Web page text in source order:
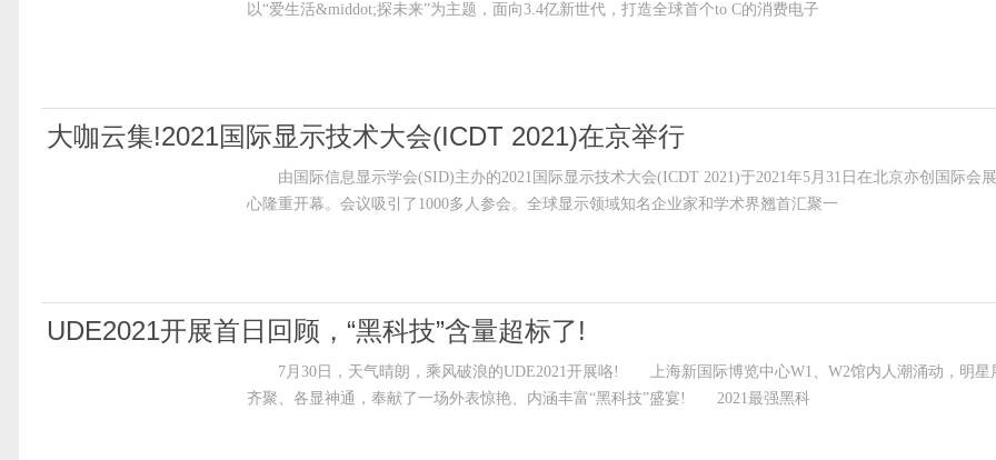
以“爱生活&middot;探未来”为主题，面向3.4亿新世代，打造全球首个to C的消费电子
大咖云集!2021国际显示技术大会(ICDT 2021)在京举行
由国际信息显示学会(SID)主办的2021国际显示技术大会(ICDT 2021)于2021年5月31日在北京亦创国际会
心隆重开幕。会议吸引了1000多人参会。全球显示领域知名企业家和学术界翘首汇聚一
UDE2021开展首日回顾，“黑科技”含量超标了!
7月30日，天气晴朗，乘风破浪的UDE2021开展咯! 上海新国际博览中心W1、W2馆内人潮涌动，明星
齐聚、各显神通，奉献了一场外表惊艳、内涵丰富“黑科技”盛宴! 2021最强黑科